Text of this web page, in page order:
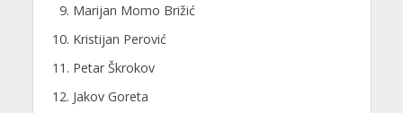
Marijan Momo Brižić
Kristijan Perović
Petar Škrokov
Jakov Goreta